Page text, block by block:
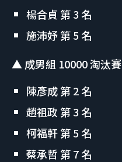
楊合貞 第 3 名
施沛妤 第 5 名
▲ 成男組 10000 淘汰賽
陳彥成 第 2 名
趙祖政 第 3 名
柯福軒 第 5 名
蔡承哲 第 7 名